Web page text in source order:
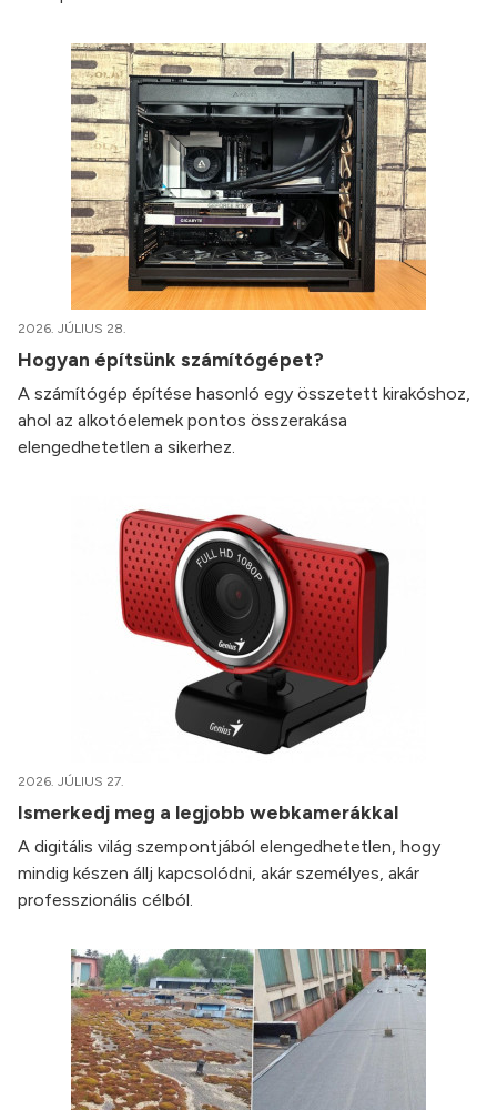
2026. JÚLIUS 28.
Hogyan építsünk számítógépet?
A számítógép építése hasonló egy összetett kirakóshoz,
ahol az alkotóelemek pontos összerakása
elengedhetetlen a sikerhez.
2026. JÚLIUS 27.
Ismerkedj meg a legjobb webkamerákkal
A digitális világ szempontjából elengedhetetlen, hogy
mindig készen állj kapcsolódni, akár személyes, akár
professzionális célból.